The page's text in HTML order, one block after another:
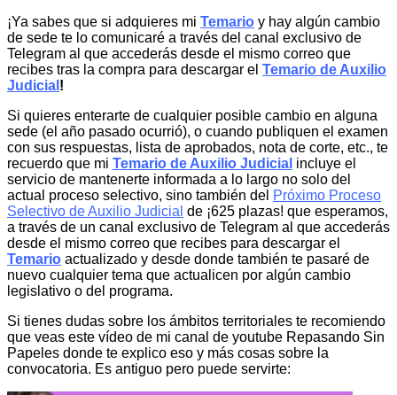
¡Ya sabes que si adquieres mi Temario y hay algún cambio
de sede te lo comunicaré a través del canal exclusivo de
Telegram al que accederás desde el mismo correo que
recibes tras la compra para descargar el Temario de Auxilio
Judicial !
Si quieres enterarte de cualquier posible cambio en alguna
sede (el año pasado ocurrió), o cuando publiquen el examen
con sus respuestas, lista de aprobados, nota de corte, etc., te
recuerdo que mi Temario de Auxilio Judicial incluye el
servicio de mantenerte informada a lo largo no solo del
actual proceso selectivo, sino también del Próximo Proceso
Selectivo de Auxilio Judicial de ¡625 plazas! que esperamos,
a través de un canal exclusivo de Telegram al que accederás
desde el mismo correo que recibes para descargar el
Temario actualizado y desde donde también te pasaré de
nuevo cualquier tema que actualicen por algún cambio
legislativo o del programa.
Si tienes dudas sobre los ámbitos territoriales te recomiendo
que veas este vídeo de mi canal de youtube Repasando Sin
Papeles donde te explico eso y más cosas sobre la
convocatoria. Es antiguo pero puede servirte: